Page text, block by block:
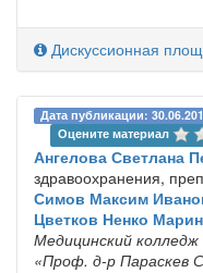
Дискуссионная
Дата публикации:
Оцените материал
Ангелова Светлана
здравоохранения,
Симов Максим
Цветков Ненко
Медицинский
«Проф. д-р Параскев